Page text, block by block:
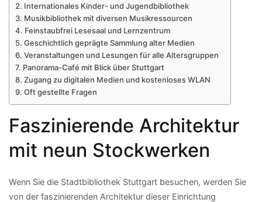
Internationales Kinder- und Jugendbibliothek
Musikbibliothek mit diversen Musikressourcen
Feinstaubfrei Lesesaal und Lernzentrum
Geschichtlich geprägte Sammlung alter Medien
Veranstaltungen und Lesungen für alle Altersgruppen
Panorama-Café mit Blick über Stuttgart
Zugang zu digitalen Medien und kostenloses WLAN
Oft gestellte Fragen
Faszinierende Architektur
mit neun Stockwerken
Wenn Sie die Stadtbibliothek Stuttgart besuchen, werden Sie
von der faszinierenden Architektur dieser Einrichtung